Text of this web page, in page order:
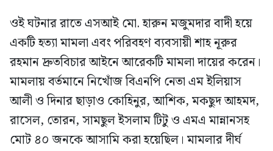
ওই ঘটনার রাতে এসআই মো. হারুন মজুমদার বাদী হয়ে
একটি হত্যা মামলা এবং পরিবহণ ব্যবসায়ী শাহ নূরুর
রহমান দ্রুতবিচার আইনে আরেকটি মামলা দায়ের করেন।
মামলায় বর্তমানে নিখোঁজ বিএনপি নেতা এম ইলিয়াস
আলী ও দিনার ছাড়াও কোহিনুর, আশিক, মকছুদ আহমদ,
রাসেল, তোরন, সামছুল ইসলাম টিটু ও এমএ মান্নানসহ
মোট ৪০ জনকে আসামি করা হয়েছিল। মামলার দীর্ঘ